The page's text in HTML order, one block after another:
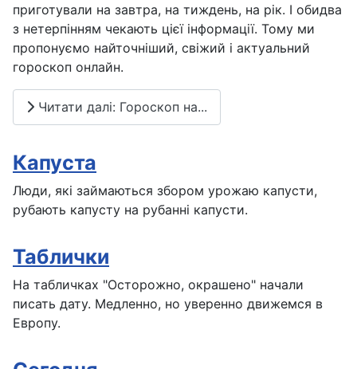
приготували на завтра, на тиждень, на рік. І обидва
з нетерпінням чекають цієї інформації. Тому ми
пропонуємо найточніший, свіжий і актуальний
гороскоп онлайн.
Читати далі: Гороскоп на...
Капуста
Люди, які займаються збором урожаю капусти,
рубають капусту на рубанні капусти.
Таблички
На табличках "Осторожно, окрашено" начали
писать дату. Медленно, но уверенно движемся в
Европу.